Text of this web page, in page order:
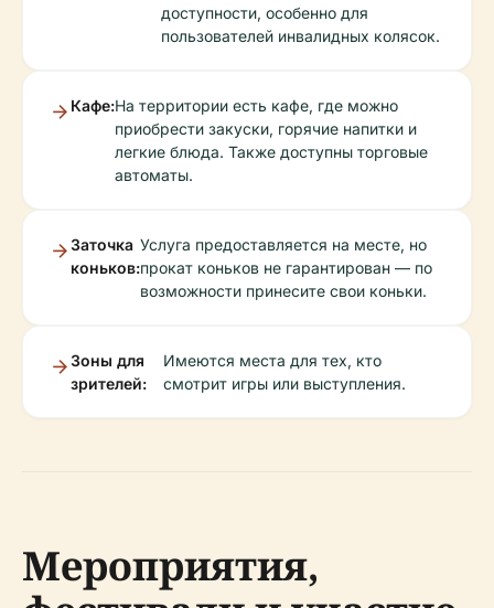
доступности, особенно для
пользователей инвалидных колясок.
Кафе:На территории есть кафе, где можно
приобрести закуски, горячие напитки и
легкие блюда. Также доступны торговые
автоматы.
Заточка
коньков:
Услуга предоставляется на месте, но
прокат коньков не гарантирован — по
возможности принесите свои коньки.
Зоны для
зрителей:
Имеются места для тех, кто
смотрит игры или выступления.
Мероприятия,